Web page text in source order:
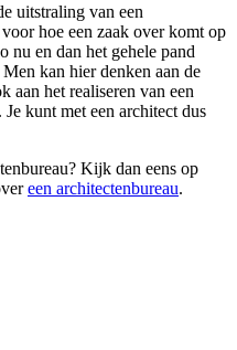
uitstraling van een
hoe een zaak over komt op
nu en dan het gehele pand
kan hier denken aan de
aan het realiseren van een
kunt met een architect dus
Kijk dan eens op
een architectenbureau.